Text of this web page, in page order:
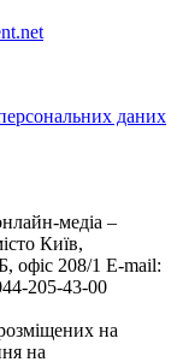
даних
медіа –
Київ,
208/1 E-mail:
205-43-00
на
на